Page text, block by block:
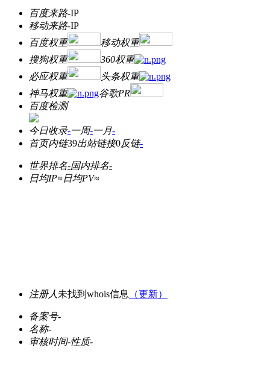
百度来路-IP
移动来路-IP
百度权重
移动权重
搜狗权重
360权重
必应权重
头条权重
神马权重
谷歌PR
百度检测
今日收录-一周-一月-
首页内链39出站链接0反链-
世界排名-国内排名-
日均IP≈日均PV≈
注册人 未找到whois信息 （更新）
备案号-
名称-
审核时间-性质-